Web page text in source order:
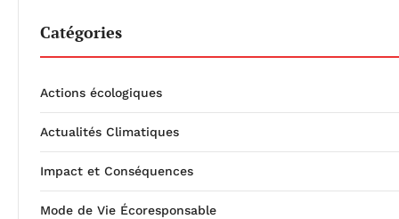
Catégories
Actions écologiques
Actualités Climatiques
Impact et Conséquences
Mode de Vie Écoresponsable